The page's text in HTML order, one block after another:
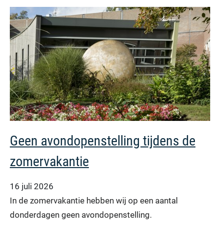
Geen avondopenstelling tijdens de
zomervakantie
16 juli 2026
In de zomervakantie hebben wij op een aantal
donderdagen geen avondopenstelling.